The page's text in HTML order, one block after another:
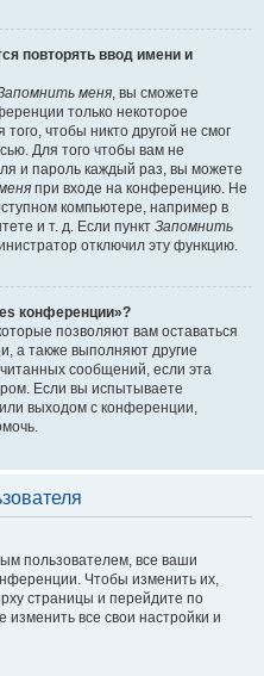
повторять ввод имени и
меня, вы сможете
только некоторое
чтобы никто другой не смог
Для того чтобы вам не
и пароль каждый раз, вы можете
при входе на конференцию. Не
компьютере, например в
и т. д. Если пункт Запомнить
отключил эту функцию.
конференции»?
позволяют вам оставаться
а также выполняют другие
сообщений, если эта
Если вы испытываете
выходом с конференции,
пользователем, все ваши
Чтобы изменить их,
страницы и перейдите по
изменить все свои настройки и